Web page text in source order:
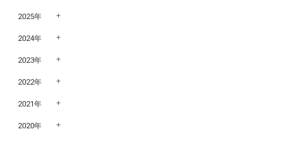
2025年
2024年
2023年
2022年
2021年
2020年